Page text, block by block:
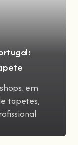
em
tapetes,